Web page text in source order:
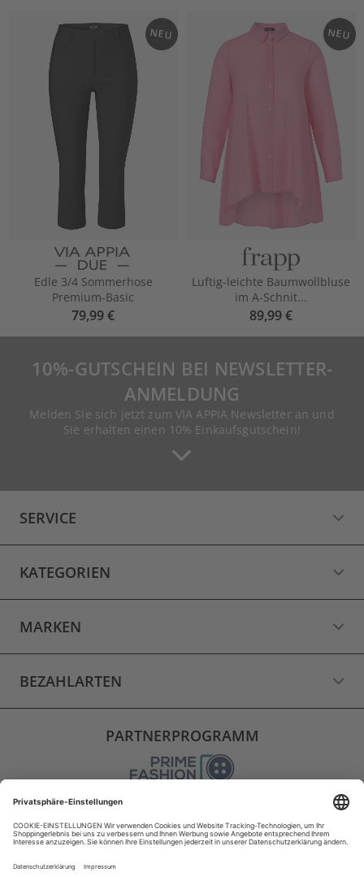
NEU
Edle 3/4 Sommerhose
Premium-Basic
79,99 €
NEU
Luftig-leichte Baumwollbluse
im A-Schnit...
89,99 €
10%-GUTSCHEIN BEI NEWSLETTER-
ANMELDUNG
Melden Sie sich jetzt zum VIA APPIA Newsletter an und
Sie erhalten einen 10% Einkaufsgutschein!
SERVICE
KATEGORIEN
MARKEN
BEZAHLARTEN
PARTNERPROGRAMM
VERSAND